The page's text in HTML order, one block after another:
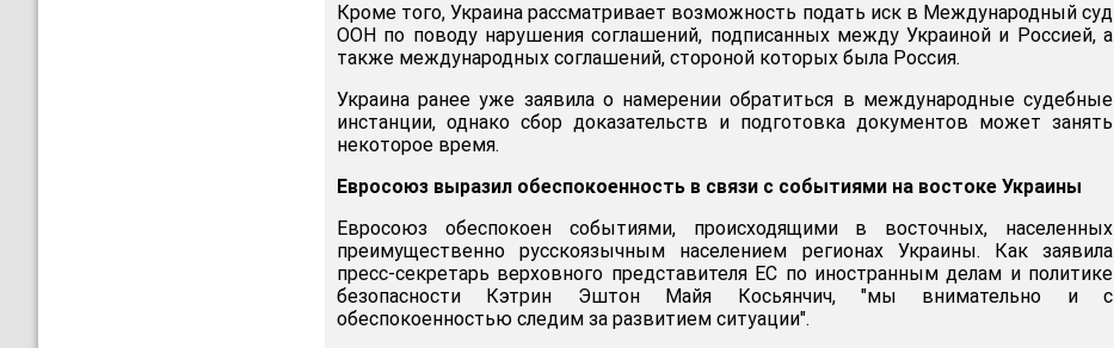
Кроме того, Украина рассматривает возможность подать иск в Международный суд
ООН по поводу нарушения соглашений, подписанных между Украиной и Россией, а
также международных соглашений, стороной которых была Россия.
Украина ранее уже заявила о намерении обратиться в международные судебные
инстанции, однако сбор доказательств и подготовка документов может занять
некоторое время.
Евросоюз выразил обеспокоенность в связи с событиями на востоке Украины
Евросоюз обеспокоен событиями, происходящими в восточных, населенных
преимущественно русскоязычным населением регионах Украины. Как заявила
пресс-секретарь верховного представителя ЕС по иностранным делам и политике
безопасности Кэтрин Эштон Майя Косьянчич, "мы внимательно и с
обеспокоенностью следим за развитием ситуации".